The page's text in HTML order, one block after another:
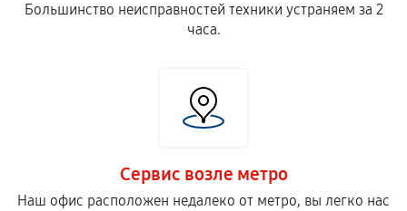
Большинство неисправностей техники устраняем за 2
часа.
Сервис возле метро
Наш офис расположен недалеко от метро, вы легко нас